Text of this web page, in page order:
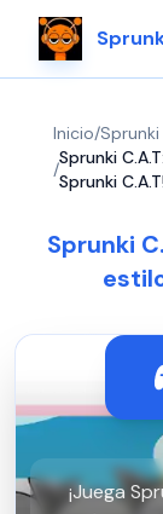
Inicio/
/
Sprunki
Sprunki
Sprunki
¡Juega